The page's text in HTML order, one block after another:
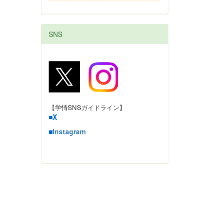
SNS
【学情SNSガイドライン】
■X
■Instagram